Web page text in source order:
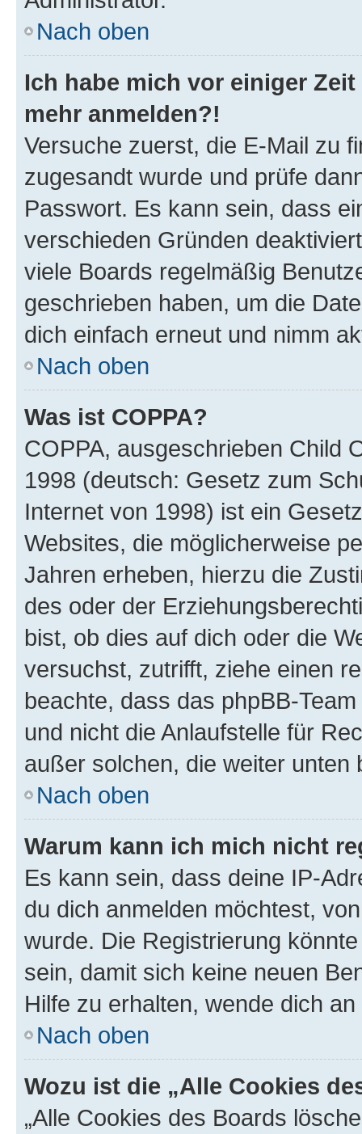
Nach oben
Ich habe mich vor einiger
mehr anmelden?!
Versuche zuerst, die E-Mail zu
zugesandt wurde und prüfe
Passwort. Es kann sein, dass
verschieden Gründen
viele Boards regelmäßig
geschrieben haben, um die
dich einfach erneut und nimm
Nach oben
Was ist COPPA?
COPPA, ausgeschrieben Child
1998 (deutsch: Gesetz zum
Internet von 1998) ist ein
Websites, die möglicherweise
Jahren erheben, hierzu die
des oder der
bist, ob dies auf dich oder die
versuchst, zutrifft, ziehe einen
beachte, dass das phpBB-
und nicht die Anlaufstelle für
außer solchen, die weiter unten
Nach oben
Warum kann ich mich nicht
Es kann sein, dass deine IP-
du dich anmelden möchtest,
wurde. Die Registrierung
sein, damit sich keine neuen
Hilfe zu erhalten, wende dich
Nach oben
Wozu ist die „Alle Cookies
„Alle Cookies des Boards